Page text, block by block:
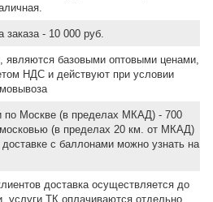
- 10 000 руб.
являются базовыми оптовыми ценами,
НДС и действуют при условии
по Москве (в пределах МКАД) - 700
(в пределах 20 км. от МКАД)
с баллонами можно узнать на
доставка осуществляется до
услуги ТК оплачиваются отдельно